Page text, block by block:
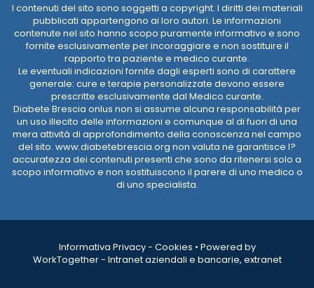
I contenuti del sito sono soggetti a copyright. I diritti dei materiali
pubblicati appartengono ai loro autori. Le informazioni
contenute nel sito hanno scopo puramente informativo e sono
fornite esclusivamente per incoraggiare e non sostituire il
rapporto tra paziente e medico curante.
Le eventuali indicazioni fornite dagli esperti sono di carattere
generale: cure e terapie personalizzate devono essere
prescritte esclusivamente dal Medico curante.
Diabete Brescia onlus non si assume alcuna responsabilità per
un uso illecito delle informazioni e comunque al di fuori di una
mera attività di approfondimento della conoscenza nel campo
del sito. www.diabetebrescia.org non valuta ne garantisce l?
accuratezza dei contenuti presenti che sono da ritenersi solo a
scopo informativo e non sostituiscono il parere di uno medico o
di uno specialista.
Informativa Privacy- Cookies • Powered by
WorkTogether - Intranet aziendali e bancarie, extranet